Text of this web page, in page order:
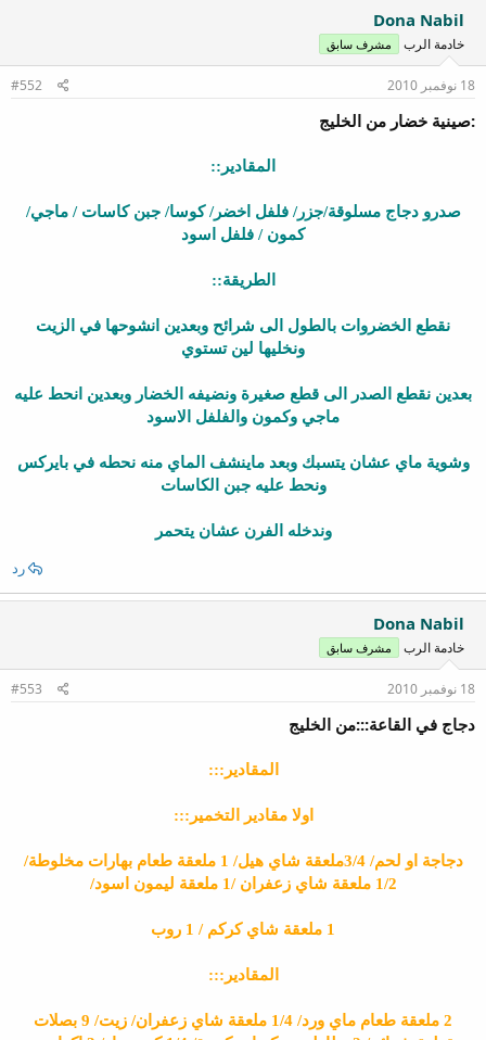
Dona Nabil
خادمة الرب مشرف سابق
18 نوفمبر 2010 #552
:صينية خضار من الخليج
المقادير::
صدرو دجاج مسلوقة/جزر/ فلفل اخضر/ كوسا/ جبن كاسات / ماجي/
كمون / فلفل اسود
الطريقة::
نقطع الخضروات بالطول الى شرائح وبعدين انشوحها في الزيت
ونخليها لين تستوي
بعدين نقطع الصدر الى قطع صغيرة ونضيفه الخضار وبعدين انحط عليه
ماجي وكمون والفلفل الاسود
وشوية ماي عشان يتسبك وبعد ماينشف الماي منه نحطه في بايركس
ونحط عليه جبن الكاسات
وندخله الفرن عشان يتحمر
رد
Dona Nabil
خادمة الرب مشرف سابق
18 نوفمبر 2010 #553
دجاج في القاعة:::من الخليج
المقادير:::
اولا مقادير التخمير:::
دجاجة او لحم/ 3/4ملعقة شاي هيل/ 1 ملعقة طعام بهارات مخلوطة/
1/2 ملعقة شاي زعفران /1 ملعقة ليمون اسود/
1 ملعقة شاي كركم / 1 روب
المقادير:::
2 ملعقة طعام ماي ورد/ 1/4 ملعقة شاي زعفران/ زيت/ 9 بصلات